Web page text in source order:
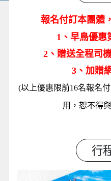
報名付訂本團體 ，
1、早鳥優惠
2、贈送全程司
3、加贈
(以上優惠限前16名報名
用，恕不得
行